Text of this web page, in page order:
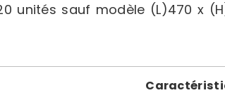
unités sauf modèle (L)470 x